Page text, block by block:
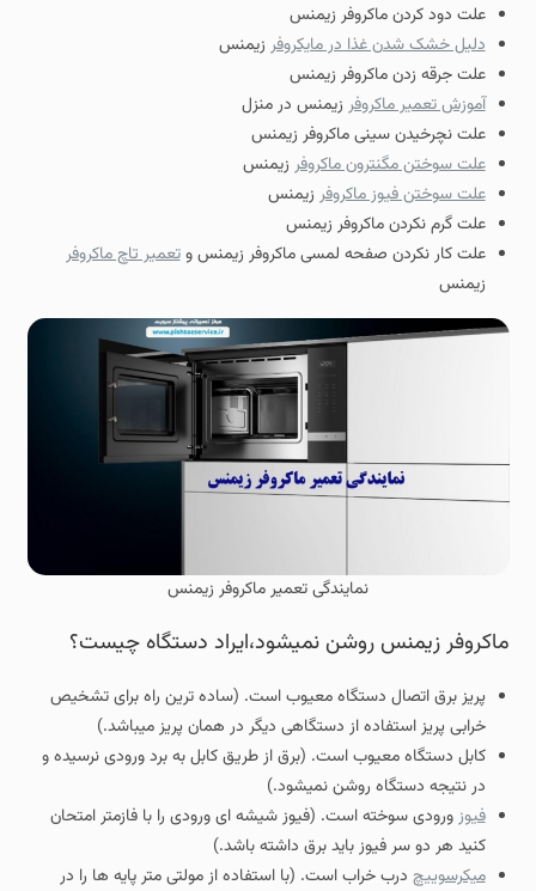
علت دود کردن ماکروفر زیمنس
دلیل خشک شدن غذا در مایکروفر زیمنس
علت جرقه زدن ماکروفر زیمنس
آموزش تعمیر ماکروفر زیمنس در منزل
علت نچرخیدن سینی ماکروفر زیمنس
علت سوختن مگنترون ماکروفر زیمنس
علت سوختن فیوز ماکروفر زیمنس
علت گرم نکردن ماکروفر زیمنس
علت کار نکردن صفحه لمسی ماکروفر زیمنس وتعمیر تاچ ماکروفر
زیمنس
نمایندگی تعمیر ماکروفر زیمنس
ماکروفر زیمنس روشن نمیشود،ایراد دستگاه چیست؟
پریز برق اتصال دستگاه معیوب است. (ساده ترین راه برای تشخیص
خرابی پریز استفاده از دستگاهی دیگر در همان پریز میباشد.)
کابل دستگاه معیوب است. (برق از طریق کابل به برد ورودی نرسیده و
در نتیجه دستگاه روشن نمیشود.)
فیوزورودی سوخته است. (فیوز شیشه ای ورودی را با فازمتر امتحان
کنید هر دو سر فیوز باید برق داشته باشد.)
میکرسوییچ درب خراب است. (با استفاده از مولتی متر پایه ها را در